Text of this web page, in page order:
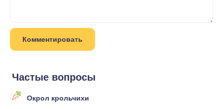
Частые вопросы
Окрол крольчихи